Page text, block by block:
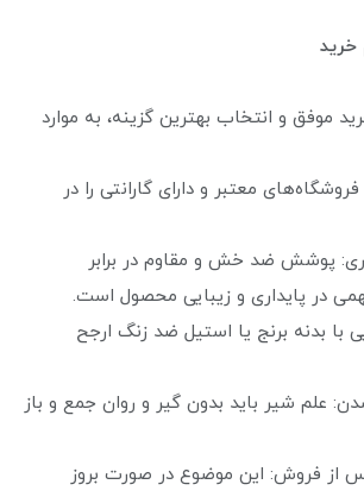
خرید
موفق و انتخاب بهترین گزینه، به موارد
معتبر و دارای گارانتی را در
پوشش ضد خش و مقاوم در برابر
در پایداری و زیبایی محصول است.
با بدنه برنج یا استیل ضد زنگ ارجح
علم شیر باید بدون گیر و روان جمع و باز
از فروش: این موضوع در صورت بروز